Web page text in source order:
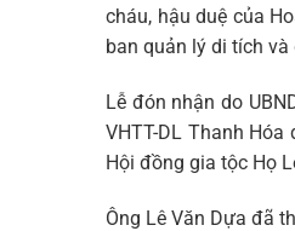
cháu, hậu duệ của
ban quản lý di tích
Lễ đón nhận do
VHTT-DL Thanh
Hội đồng gia tộc Họ
Ông Lê Văn Dựa đã